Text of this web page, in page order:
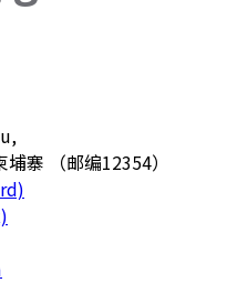
寨 （邮编12354）